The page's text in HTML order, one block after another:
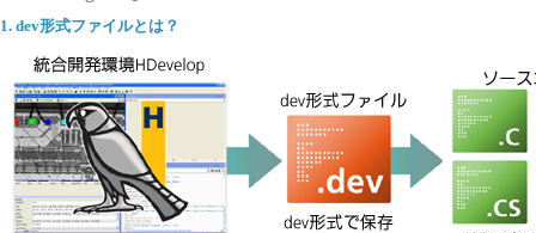
1. dev形式ファイルとは？